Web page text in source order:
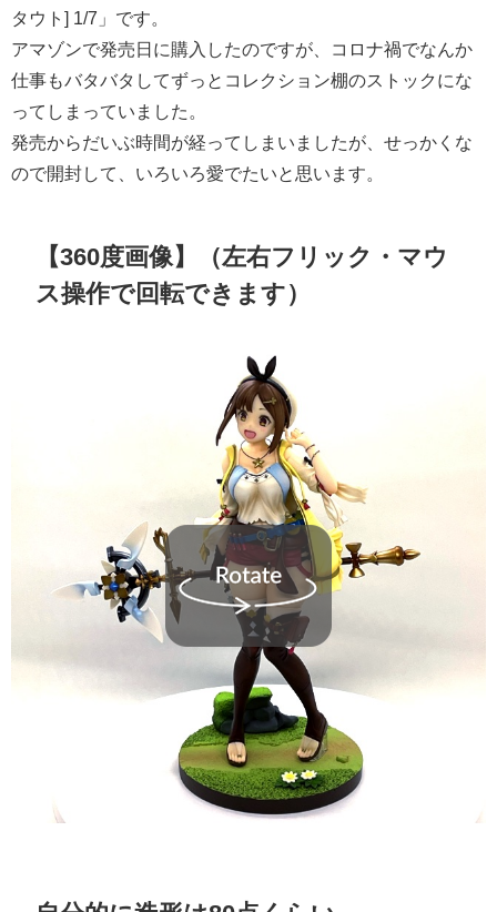
タウト] 1/7」です。
アマゾンで発売日に購入したのですが、コロナ禍でなんか
仕事もバタバタしてずっとコレクション棚のストックにな
ってしまっていました。
発売からだいぶ時間が経ってしまいましたが、せっかくな
ので開封して、いろいろ愛でたいと思います。
【360度画像】（左右フリック・マウ
ス操作で回転できます）